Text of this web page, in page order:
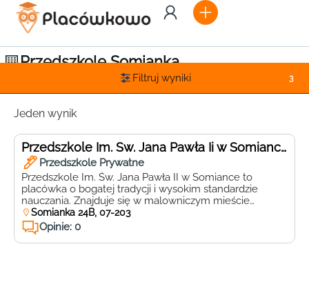
Przedszkole Somianka
Filtruj wyniki 3
Jeden wynik
Przedszkole Im. Św. Jana Pawła Ii w Somiance
Przedszkole Prywatne
Przedszkole Im. Św. Jana Pawła II w Somiance to
placówka o bogatej tradycji i wysokim standardzie
nauczania. Znajduje się w malowniczym mieście
Somianka, co sprawia, że nasze przedszkolaki mają
doskonałe warunki do nauki i zabawy. Nasz oddział
przedszkolny jest integralną częścią szkoły, dzięki
czemu dzieci mają możliwość zapoznania się z
Somianka 24B, 07-203
Opinie: 0